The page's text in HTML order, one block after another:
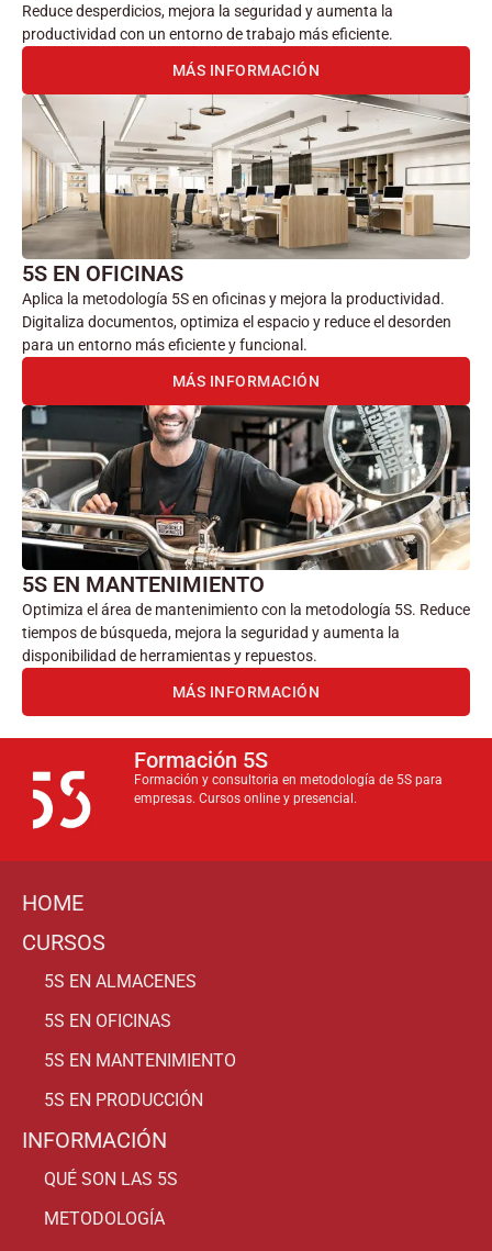
Reduce desperdicios, mejora la seguridad y aumenta la
productividad con un entorno de trabajo más eficiente.
MÁS INFORMACIÓN
5S EN OFICINAS
Aplica la metodología 5S en oficinas y mejora la productividad.
Digitaliza documentos, optimiza el espacio y reduce el desorden
para un entorno más eficiente y funcional.
MÁS INFORMACIÓN
5S EN MANTENIMIENTO
Optimiza el área de mantenimiento con la metodología 5S. Reduce
tiempos de búsqueda, mejora la seguridad y aumenta la
disponibilidad de herramientas y repuestos.
MÁS INFORMACIÓN
Formación 5S
Formación y consultoria en metodología de 5S para
empresas. Cursos online y presencial.
HOME
CURSOS
5S EN ALMACENES
5S EN OFICINAS
5S EN MANTENIMIENTO
5S EN PRODUCCIÓN
INFORMACIÓN
QUÉ SON LAS 5S
METODOLOGÍA